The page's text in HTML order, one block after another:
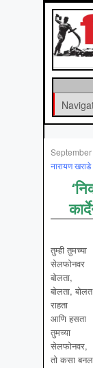
नारायण खराडे
तुम्ही तुमच्या
सेलफोनवर
बोलता,
बोलता, बोलत
राहता
आणि हसता
तुमच्या
सेलफोनवर,
तो कसा